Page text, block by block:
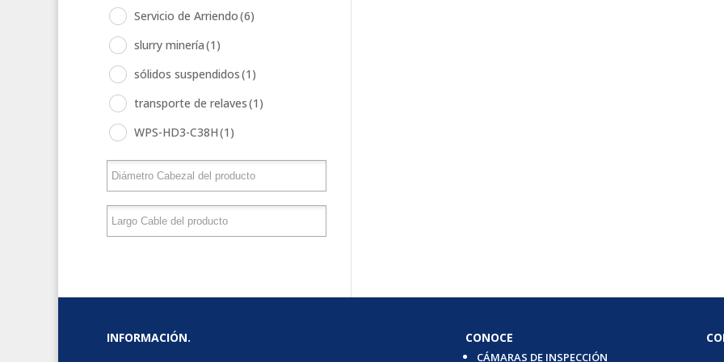
Servicio de Arriendo(6)
slurry minería(1)
sólidos suspendidos(1)
transporte de relaves(1)
WPS-HD3-C38H(1)
INFORMACIÓN.
CONOCE
CÁMARAS DE INSPECCIÓN